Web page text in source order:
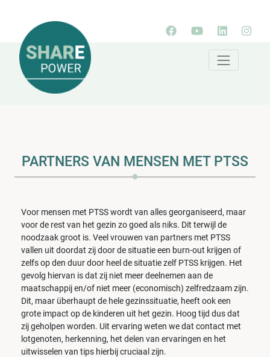
PARTNERS VAN MENSEN MET PTSS
Voor mensen met PTSS wordt van alles georganiseerd, maar
voor de rest van het gezin zo goed als niks. Dit terwijl de
noodzaak groot is. Veel vrouwen van partners met PTSS
vallen uit doordat zij door de situatie een burn-out krijgen of
zelfs op den duur door heel de situatie zelf PTSS krijgen. Het
gevolg hiervan is dat zij niet meer deelnemen aan de
maatschappij en/of niet meer (economisch) zelfredzaam zijn.
Dit, maar überhaupt de hele gezinssituatie, heeft ook een
grote impact op de kinderen uit het gezin. Hoog tijd dus dat
zij geholpen worden. Uit ervaring weten we dat contact met
lotgenoten, herkenning, het delen van ervaringen en het
uitwisselen van tips hierbij cruciaal zijn.